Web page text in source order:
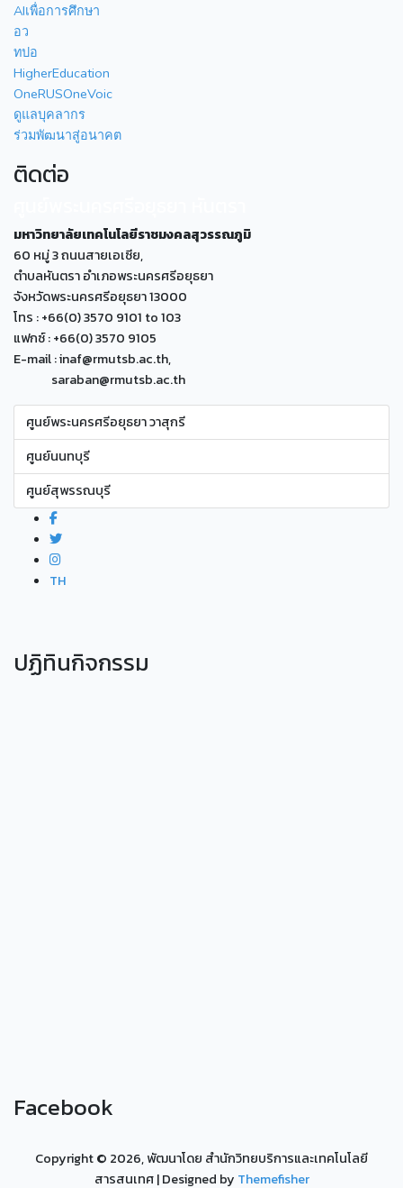
AIเพื่อการศึกษา
อว
ทปอ
HigherEducation
OneRUSOneVoic
ดูแลบุคลากร
ร่วมพัฒนาสู่อนาคต
ติดต่อ
มหาวิทยาลัยเทคโนโลยีราชมงคลสุวรรณภูมิ
60 หมู่ 3 ถนนสายเอเซีย,
ตำบลหันตรา อำเภอพระนครศรีอยุธยา
จังหวัดพระนครศรีอยุธยา 13000
โทร : +66(0) 3570 9101 to 103
แฟกซ์ : +66(0) 3570 9105
E-mail : inaf@rmutsb.ac.th,
saraban@rmutsb.ac.th
ศูนย์พระนครศรีอยุธยา วาสุกรี
ศูนย์นนทบุรี
ศูนย์สุพรรณบุรี
TH
ปฏิทินกิจกรรม
Facebook
Copyright © 2026, พัฒนาโดย สำนักวิทยบริการและเทคโนโลยี
สารสนเทศ| Designed by Themefisher